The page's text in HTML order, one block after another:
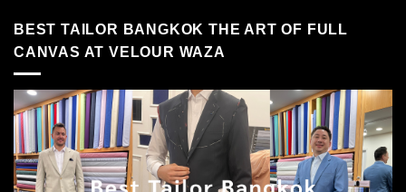
BEST TAILOR BANGKOK THE ART OF FULL
CANVAS AT VELOUR WAZA